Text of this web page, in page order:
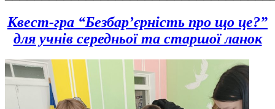
Квест-гра “Безбар’єрність про що це?”
для учнів середньої та старшої ланок